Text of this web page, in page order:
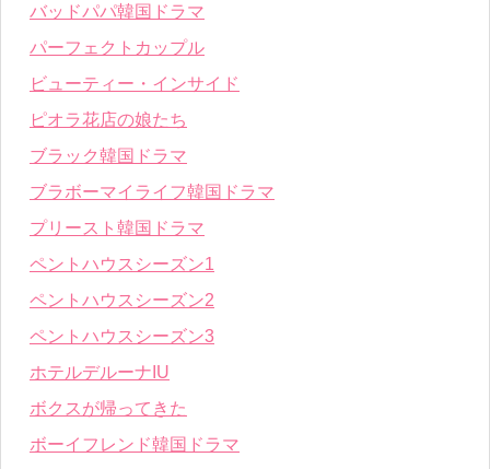
バッドパパ韓国ドラマ
パーフェクトカップル
ビューティー・インサイド
ピオラ花店の娘たち
ブラック韓国ドラマ
ブラボーマイライフ韓国ドラマ
プリースト韓国ドラマ
ペントハウスシーズン1
ペントハウスシーズン2
ペントハウスシーズン3
ホテルデルーナIU
ボクスが帰ってきた
ボーイフレンド韓国ドラマ